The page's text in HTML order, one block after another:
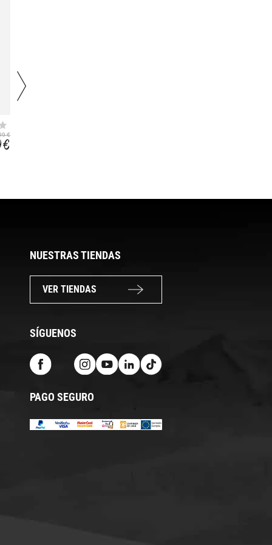
€
€
NUESTRAS TIENDAS
VER TIENDAS
SÍGUENOS
PAGO SEGURO